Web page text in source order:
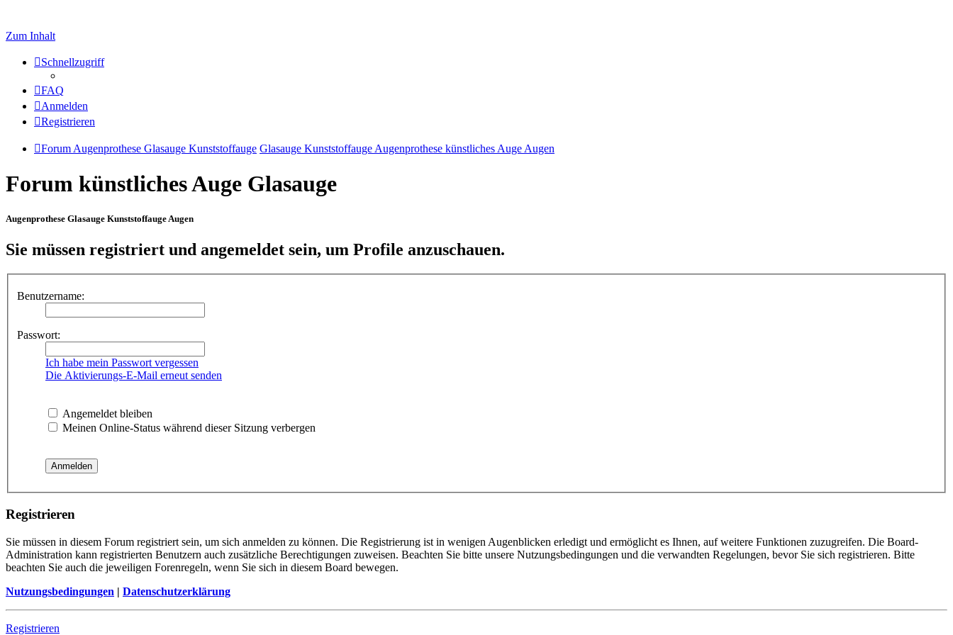
Zum Inhalt
Schnellzugriff
FAQ
Anmelden
Registrieren
Forum Augenprothese Glasauge Kunststoffauge Glasauge Kunststoffauge Augenprothese künstliches Auge Augen
Forum künstliches Auge Glasauge
Augenprothese Glasauge Kunststoffauge Augen
Sie müssen registriert und angemeldet sein, um Profile anzuschauen.
Benutzername:
Passwort:
Ich habe mein Passwort vergessen
Die Aktivierungs-E-Mail erneut senden
Angemeldet bleiben
Meinen Online-Status während dieser Sitzung verbergen
Registrieren
Sie müssen in diesem Forum registriert sein, um sich anmelden zu können. Die Registrierung ist in wenigen Augenblicken erledigt und ermöglicht es Ihnen, auf weitere Funktionen zuzugreifen. Die Board-
Administration kann registrierten Benutzern auch zusätzliche Berechtigungen zuweisen. Beachten Sie bitte unsere Nutzungsbedingungen und die verwandten Regelungen, bevor Sie sich registrieren. Bitte
beachten Sie auch die jeweiligen Forenregeln, wenn Sie sich in diesem Board bewegen.
Nutzungsbedingungen | Datenschutzerklärung
Registrieren